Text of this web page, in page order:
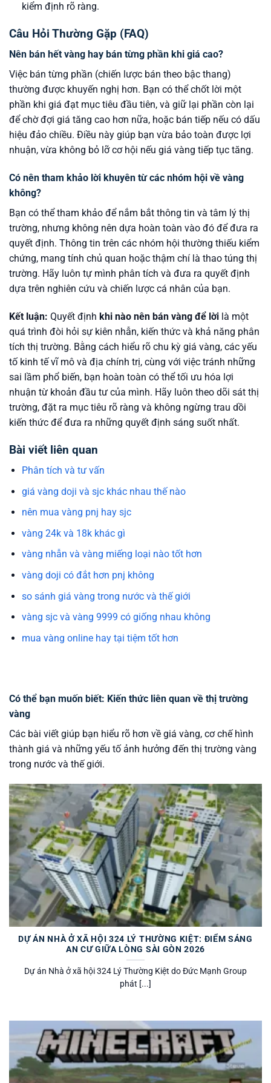
kiểm định rõ ràng.
Câu Hỏi Thường Gặp (FAQ)
Nên bán hết vàng hay bán từng phần khi giá cao?
Việc bán từng phần (chiến lược bán theo bậc thang)
thường được khuyến nghị hơn. Bạn có thể chốt lời một
phần khi giá đạt mục tiêu đầu tiên, và giữ lại phần còn lại
để chờ đợi giá tăng cao hơn nữa, hoặc bán tiếp nếu có dấu
hiệu đảo chiều. Điều này giúp bạn vừa bảo toàn được lợi
nhuận, vừa không bỏ lỡ cơ hội nếu giá vàng tiếp tục tăng.
Có nên tham khảo lời khuyên từ các nhóm hội về vàng
không?
Bạn có thể tham khảo để nắm bắt thông tin và tâm lý thị
trường, nhưng không nên dựa hoàn toàn vào đó để đưa ra
quyết định. Thông tin trên các nhóm hội thường thiếu kiểm
chứng, mang tính chủ quan hoặc thậm chí là thao túng thị
trường. Hãy luôn tự mình phân tích và đưa ra quyết định
dựa trên nghiên cứu và chiến lược cá nhân của bạn.
Kết luận: Quyết định khi nào nên bán vàng để lời là một
quá trình đòi hỏi sự kiên nhẫn, kiến thức và khả năng phân
tích thị trường. Bằng cách hiểu rõ chu kỳ giá vàng, các yếu
tố kinh tế vĩ mô và địa chính trị, cùng với việc tránh những
sai lầm phổ biến, bạn hoàn toàn có thể tối ưu hóa lợi
nhuận từ khoản đầu tư của mình. Hãy luôn theo dõi sát thị
trường, đặt ra mục tiêu rõ ràng và không ngừng trau dồi
kiến thức để đưa ra những quyết định sáng suốt nhất.
Bài viết liên quan
Phân tích và tư vấn
giá vàng doji và sjc khác nhau thế nào
nên mua vàng pnj hay sjc
vàng 24k và 18k khác gì
vàng nhẫn và vàng miếng loại nào tốt hơn
vàng doji có đắt hơn pnj không
so sánh giá vàng trong nước và thế giới
vàng sjc và vàng 9999 có giống nhau không
mua vàng online hay tại tiệm tốt hơn
Có thể bạn muốn biết: Kiến thức liên quan về thị trường
vàng
Các bài viết giúp bạn hiểu rõ hơn về giá vàng, cơ chế hình
thành giá và những yếu tố ảnh hưởng đến thị trường vàng
trong nước và thế giới.
DỰ ÁN NHÀ Ở XÃ HỘI 324 LÝ THƯỜNG KIỆT: ĐIỂM SÁNG
AN CƯ GIỮA LÒNG SÀI GÒN 2026
Dự án Nhà ở xã hội 324 Lý Thường Kiệt do Đức Mạnh Group
phát [...]